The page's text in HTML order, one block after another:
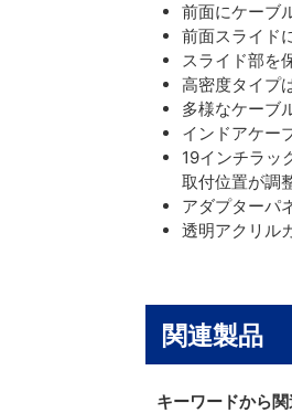
前面にケーブ
前面スライド
スライド部を
高密度タイプ
多様なケーブ
インドアケー
19インチラッ
取付位置が調
アダプターパ
透明アクリル
関連製品
キーワードから